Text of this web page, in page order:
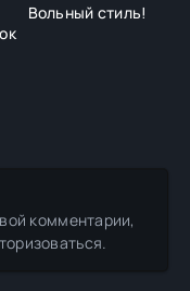
Вольный стиль!
комментарии,